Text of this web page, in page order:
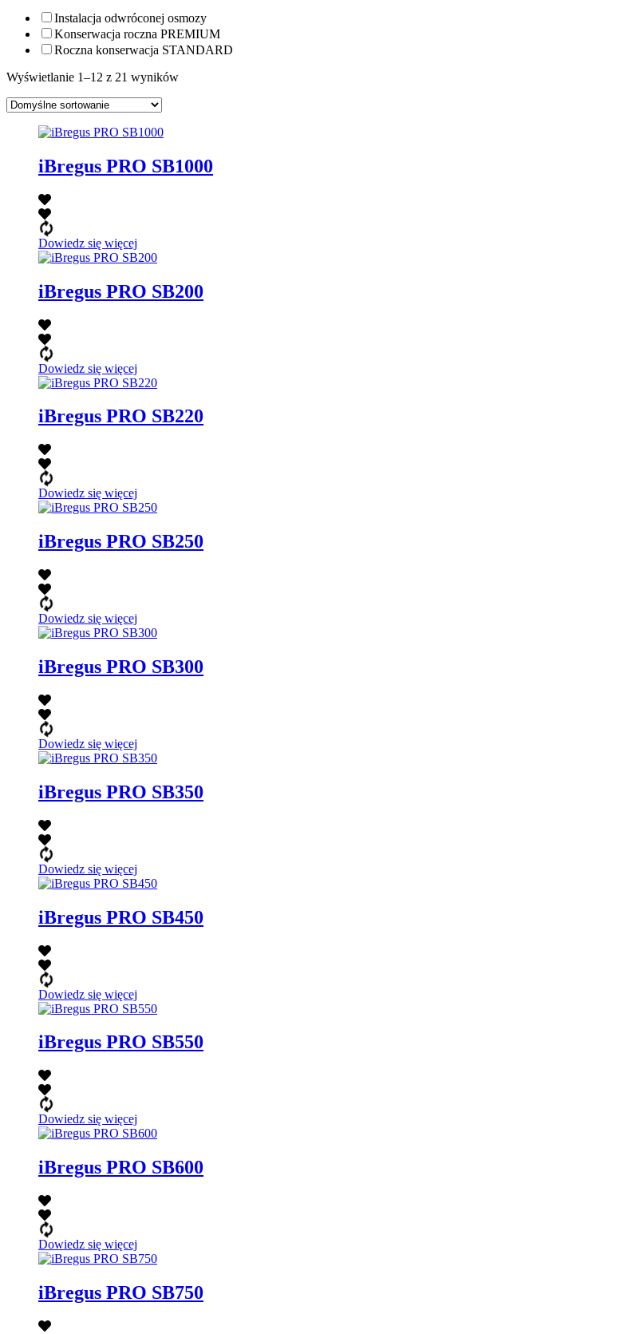
Instalacja odwróconej osmozy
Konserwacja roczna PREMIUM
Roczna konserwacja STANDARD
Wyświetlanie 1–12 z 21 wyników
iBregus PRO SB1000
Dowiedz się więcej
iBregus PRO SB200
Dowiedz się więcej
iBregus PRO SB220
Dowiedz się więcej
iBregus PRO SB250
Dowiedz się więcej
iBregus PRO SB300
Dowiedz się więcej
iBregus PRO SB350
Dowiedz się więcej
iBregus PRO SB450
Dowiedz się więcej
iBregus PRO SB550
Dowiedz się więcej
iBregus PRO SB600
Dowiedz się więcej
iBregus PRO SB750